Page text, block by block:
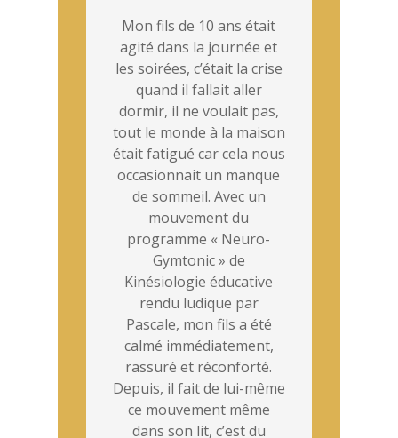
Mon fils de 10 ans était
agité dans la journée et
les soirées, c’était la crise
quand il fallait aller
dormir, il ne voulait pas,
tout le monde à la maison
était fatigué car cela nous
occasionnait un manque
de sommeil. Avec un
mouvement du
programme « Neuro-
Gymtonic » de
Kinésiologie éducative
rendu ludique par
Pascale, mon fils a été
calmé immédiatement,
rassuré et réconforté.
Depuis, il fait de lui-même
ce mouvement même
dans son lit, c’est du